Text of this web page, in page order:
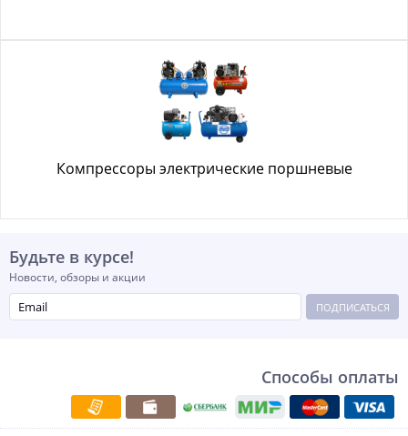
Компрессоры электрические поршневые
Будьте в курсе!
Новости, обзоры и акции
ПОДПИСАТЬСЯ
Способы оплаты